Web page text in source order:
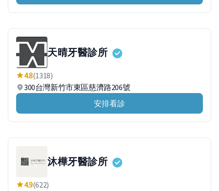
天晴牙醫診所
4.8(1318)
300台灣新竹市東區慈濟路206號
安排看診
沐樺牙醫診所
4.9(622)